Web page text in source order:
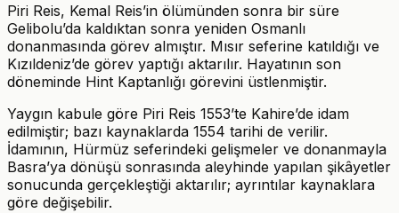
Piri Reis, Kemal Reis’in ölümünden sonra bir süre
Gelibolu’da kaldıktan sonra yeniden Osmanlı
donanmasında görev almıştır. Mısır seferine katıldığı ve
Kızıldeniz’de görev yaptığı aktarılır. Hayatının son
döneminde Hint Kaptanlığı görevini üstlenmiştir.
Yaygın kabule göre Piri Reis 1553’te Kahire’de idam
edilmiştir; bazı kaynaklarda 1554 tarihi de verilir.
İdamının, Hürmüz seferindeki gelişmeler ve donanmayla
Basra’ya dönüşü sonrasında aleyhinde yapılan şikâyetler
sonucunda gerçekleştiği aktarılır; ayrıntılar kaynaklara
göre değişebilir.